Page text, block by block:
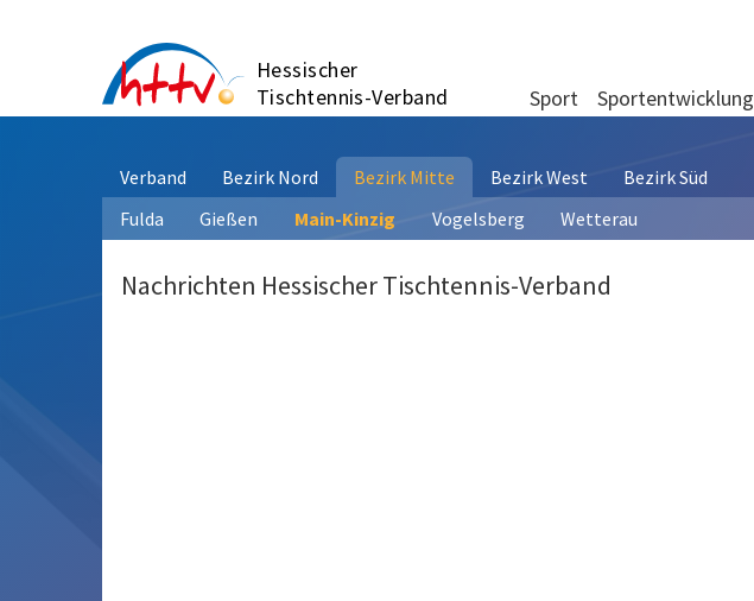
Hessischer
Tischtennis-Verband
Sport Sportentwicklung
Verband Bezirk Nord Bezirk Mitte Bezirk West
Bezirk Süd
Fulda
Gießen Main-Kinzig Vogelsberg Wetterau
Nachrichten Hessischer Tischtennis-Verband